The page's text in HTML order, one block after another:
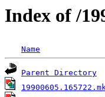
Index of /
Name
Parent Directory